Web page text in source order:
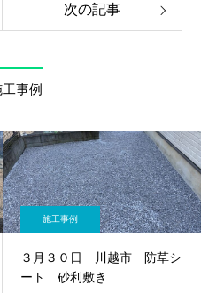
次の記事
事例
施工事例
３月３０日 川越市 防草シ
ート 砂利敷き